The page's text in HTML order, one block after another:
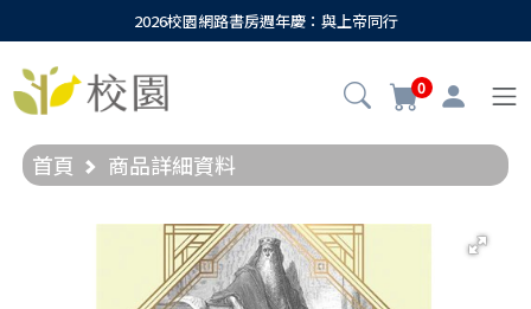
2026校園網路書房週年慶：與上帝同行
0
首頁 商品詳細資料